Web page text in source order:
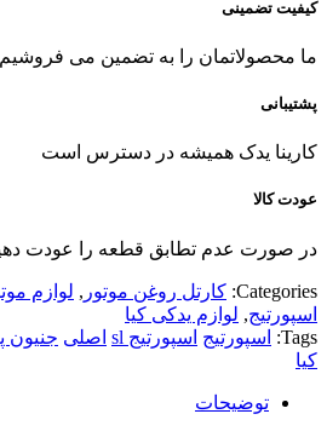
کیفیت تضمینی
ما محصولاتمان را به تضمین می فروشیم
پشتیبانی
کارینا یدک همیشه در دسترس است
عودت کالا
در صورت عدم تطابق قطعه را عودت
Categories: کارتل روغن موتور , لوازم
اسپورتیج, لوازم یدکی کیا
Tags:
اسپورتیج اسپورتیج sl اصلی جنیون
کیا
توضیحات